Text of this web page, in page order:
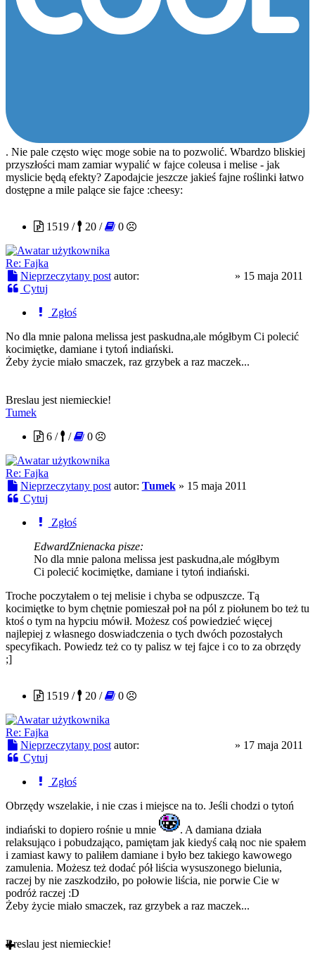
. Nie pale często więc moge sobie na to pozwolić. Wbardzo bliskiej
przyszłości mam zamiar wypalić w fajce coleusa i melise - jak
myslicie będą efekty? Zapodajcie jeszcze jakieś fajne roślinki łatwo
dostępne a mile palące sie fajce :cheesy:
1519 /
20 / 0
Re: Fajka
Nieprzeczytany post autor: » 15 maja 2011
Cytuj
Zgłoś
No dla mnie palona melissa jest paskudna,ale mógłbym Ci polecić
kocimiętke, damiane i tytoń indiański.
Żeby życie miało smaczek, raz grzybek a raz maczek...
Breslau jest niemieckie!
Tumek
6 /
/ 0
Re: Fajka
Nieprzeczytany post autor: Tumek» 15 maja 2011
Cytuj
Zgłoś
EdwardZnienacka pisze:
No dla mnie palona melissa jest paskudna,ale mógłbym
Ci polecić kocimiętke, damiane i tytoń indiański.
Troche poczytałem o tej melisie i chyba se odpuszcze. Tą
kocimiętke to bym chętnie pomieszał poł na pól z piołunem bo też tu
ktoś o tym na hypciu mówił. Możesz coś powiedzieć więcej
najlepiej z własnego doswiadczenia o tych dwóch pozostałych
specyfikach. Powiedz też co ty palisz w tej fajce i co to za obrzędy
;]
1519 /
20 / 0
Re: Fajka
Nieprzeczytany post autor: » 17 maja 2011
Cytuj
Zgłoś
Obrzędy wszelakie, i nie czas i miejsce na to. Jeśli chodzi o tytoń
indiański to dopiero rośnie u mnie
. A damiana działa
relaksująco i pobudzająco, pamiętam jak kiedyś całą noc nie spałem
i zamiast kawy to paliłem damiane i było bez takiego kawowego
zamulenia. Możesz też dodać pół liścia wysuszonego bielunia,
raczej by nie zaszkodziło, po połowie liścia, nie porwie Cie w
podróż raczej :D
Żeby życie miało smaczek, raz grzybek a raz maczek...
Breslau jest niemieckie!